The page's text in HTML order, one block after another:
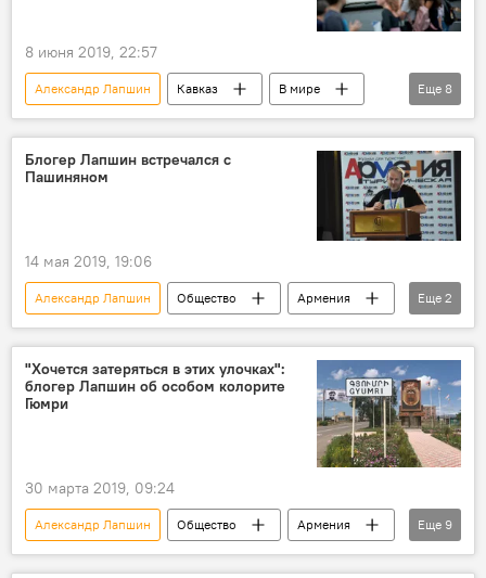
8 июня 2019, 22:57
Александр Лапшин Кавказ
В мире
Общество
Армения
Новости Армения
Азербайджан
Еще 8
Блогер Лапшин встречался с
Пашиняном
14 мая 2019, 19:06
Александр Лапшин Общество
Армения
Пашинян Никол
туризм
Еще 2
"Хочется затеряться в этих улочках":
блогер Лапшин об особом колорите
Гюмри
30 марта 2019, 09:24
Александр Лапшин Общество
Армения
Культура
колорит столица
Еще 9